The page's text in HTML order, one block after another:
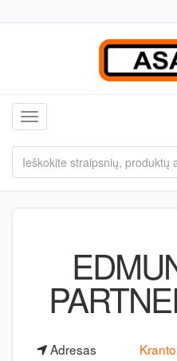
Toggle navigation
Adresas